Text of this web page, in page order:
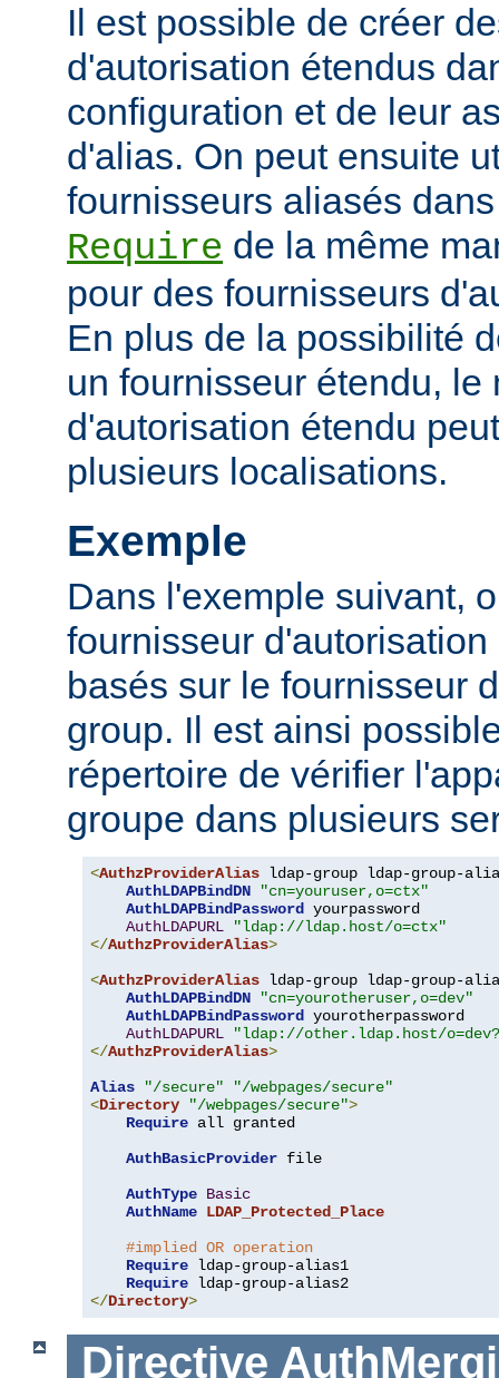
Il est possible de créer
d'autorisation étendus
configuration et de leur
d'alias. On peut ensuite
fournisseurs aliasés
Require de la même
pour des fournisseurs
En plus de la possibilité
un fournisseur étendu, le
d'autorisation étendu
plusieurs localisations.
Exemple
Dans l'exemple suivant,
fournisseur
basés sur le fournisseur
group. Il est ainsi
répertoire de vérifier
groupe dans plusieurs
<AuthzProviderAlias ldap-group ldap-group-
AuthLDAPBindDN
"cn=youruser,o=ctx"
AuthLDAPBindPassword yourpassword
AuthLDAPURL
"ldap://ldap.host/o=ctx"
</AuthzProviderAlias>
<AuthzProviderAlias ldap-group ldap-group-
AuthLDAPBindDN
"cn=yourotheruser,o=dev"
AuthLDAPBindPassword yourotherpassword
AuthLDAPURL
"ldap://other.ldap.host/
</AuthzProviderAlias>
Alias
"/secure"
"/webpages/secure"
<Directory "/webpages/secure">
Require all granted
AuthBasicProvider file
AuthType Basic
AuthName LDAP_Protected_Place
#implied OR operation
Require ldap-group-alias1
Require
</Directory>
Directive